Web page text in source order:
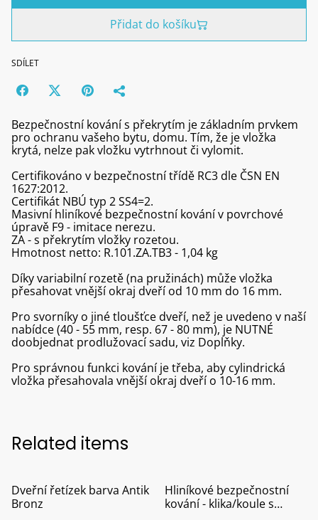
Přidat do košíku
SDÍLET
Bezpečnostní kování s překrytím je základním prvkem
pro ochranu vašeho bytu, domu. Tím, že je vložka
krytá, nelze pak vložku vytrhnout či vylomit.
Certifikováno v bezpečnostní třídě RC3 dle ČSN EN
1627:2012.
Certifikát NBÚ typ 2 SS4=2.
Masivní hliníkové bezpečnostní kování v povrchové
úpravě F9 - imitace nerezu.
ZA - s překrytím vložky rozetou.
Hmotnost netto: R.101.ZA.TB3 - 1,04 kg
Díky variabilní rozetě (na pružinách) může vložka
přesahovat vnější okraj dveří od 10 mm do 16 mm.
Pro svorníky o jiné tloušťce dveří, než je uvedeno v naší
nabídce (40 - 55 mm, resp. 67 - 80 mm), je NUTNÉ
doobjednat prodlužovací sadu, viz Doplňky.
Pro správnou funkci kování je třeba, aby cylindrická
vložka přesahovala vnější okraj dveří o 10-16 mm.
Related items
Dveřní řetízek barva Antik
Bronz
Hliníkové bezpečnostní
kování - klika/koule s